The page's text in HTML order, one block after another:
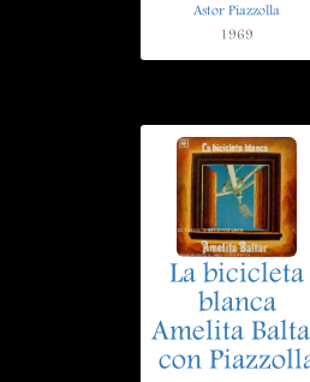
Astor Piazzolla
1969
La bicicleta
blanca
Amelita
con